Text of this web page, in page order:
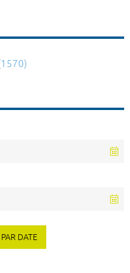
PAR DATE